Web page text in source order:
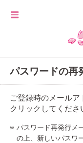
パスワードの再
ご登録時のメール
クリックしてくださ
パスワード再発行メ
の上、新しいパスワ